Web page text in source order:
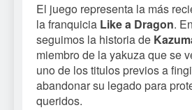
El juego representa la más
la franquicia Like a Dragon.
seguimos la historia de
miembro de la yakuza que se
uno de los titulos previos a
abandonar su legado para
queridos.